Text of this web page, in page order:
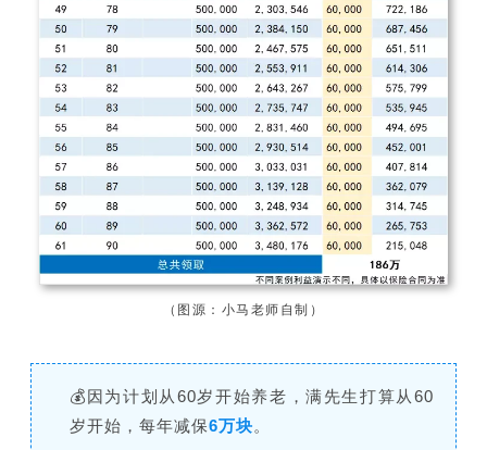
（图源：小马老师自制）
💰因为计划从60岁开始养老，满先生打算从60
岁开始，每年减保6万块。